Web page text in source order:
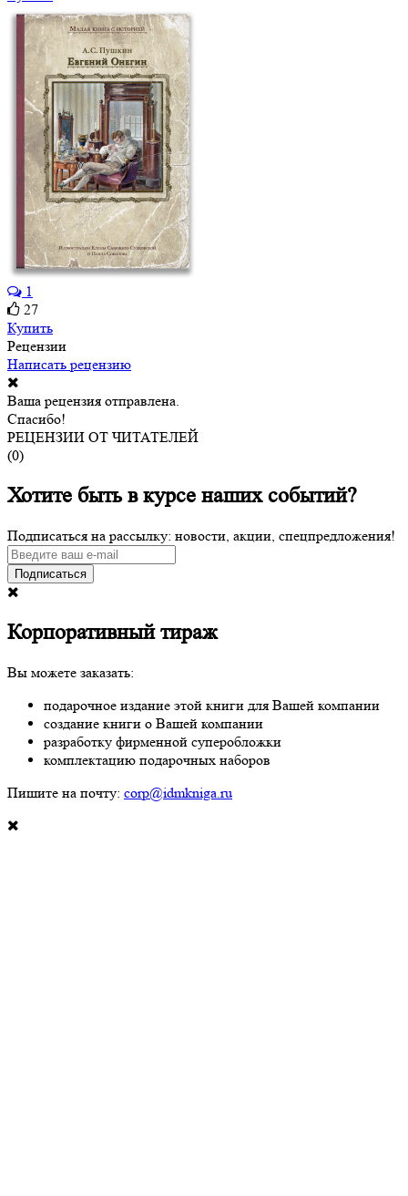
1
27
Купить
Рецензии
Написать рецензию
Ваша рецензия отправлена.
Спасибо!
РЕЦЕНЗИИ ОТ ЧИТАТЕЛЕЙ
(0)
Хотите быть в курсе наших событий?
Подписаться на рассылку: новости, акции, спецпредложения!
Подписаться
Корпоративный тираж
Вы можете заказать:
подарочное издание этой книги для Вашей компании
создание книги о Вашей компании
разработку фирменной суперобложки
комплектацию подарочных наборов
Пишите на почту: corp@idmkniga.ru